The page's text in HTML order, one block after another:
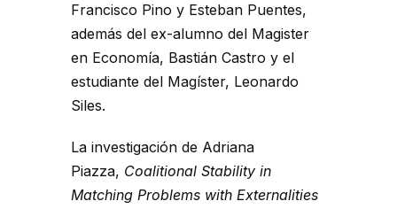
Francisco Pino y Esteban Puentes,
además del ex-alumno del Magister
en Economía, Bastián Castro y el
estudiante del Magíster, Leonardo
Siles.
La investigación de Adriana
Piazza, Coalitional Stability in
Matching Problems with Externalities